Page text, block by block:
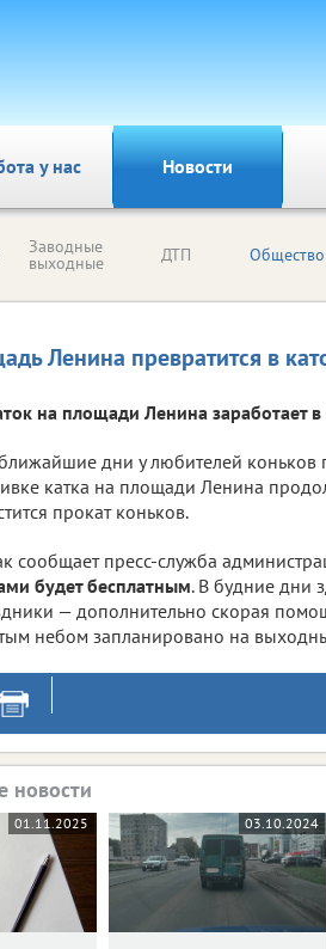
у нас Новости
Заводные
выходные ДТП Общество
Ленина превратится в
на площади Ленина заработает
дни у любителей коньков
катка на площади Ленина
прокат коньков.
сообщает пресс-служба
будет бесплатным. В будние дни
— дополнительно скорая
небом запланировано на
новости
01.11.2025 03.10.2024